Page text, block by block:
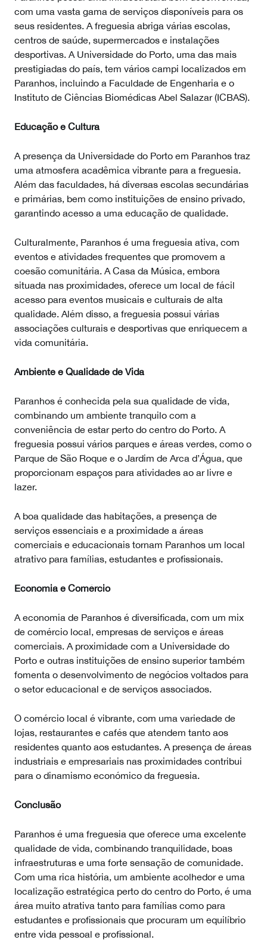
com uma vasta gama de serviços disponíveis para os
seus residentes. A freguesia abriga várias escolas,
centros de saúde, supermercados e instalações
desportivas. A Universidade do Porto, uma das mais
prestigiadas do país, tem vários campi localizados em
Paranhos, incluindo a Faculdade de Engenharia e o
Instituto de Ciências Biomédicas Abel Salazar (ICBAS).
Educação e Cultura
A presença da Universidade do Porto em Paranhos traz
uma atmosfera acadêmica vibrante para a freguesia.
Além das faculdades, há diversas escolas secundárias
e primárias, bem como instituições de ensino privado,
garantindo acesso a uma educação de qualidade.
Culturalmente, Paranhos é uma freguesia ativa, com
eventos e atividades frequentes que promovem a
coesão comunitária. A Casa da Música, embora
situada nas proximidades, oferece um local de fácil
acesso para eventos musicais e culturais de alta
qualidade. Além disso, a freguesia possui várias
associações culturais e desportivas que enriquecem a
vida comunitária.
Ambiente e Qualidade de Vida
Paranhos é conhecida pela sua qualidade de vida,
combinando um ambiente tranquilo com a
conveniência de estar perto do centro do Porto. A
freguesia possui vários parques e áreas verdes, como o
Parque de São Roque e o Jardim de Arca d’Água, que
proporcionam espaços para atividades ao ar livre e
lazer.
A boa qualidade das habitações, a presença de
serviços essenciais e a proximidade a áreas
comerciais e educacionais tornam Paranhos um local
atrativo para famílias, estudantes e profissionais.
Economia e Comércio
A economia de Paranhos é diversificada, com um mix
de comércio local, empresas de serviços e áreas
comerciais. A proximidade com a Universidade do
Porto e outras instituições de ensino superior também
fomenta o desenvolvimento de negócios voltados para
o setor educacional e de serviços associados.
O comércio local é vibrante, com uma variedade de
lojas, restaurantes e cafés que atendem tanto aos
residentes quanto aos estudantes. A presença de áreas
industriais e empresariais nas proximidades contribui
para o dinamismo económico da freguesia.
Conclusão
Paranhos é uma freguesia que oferece uma excelente
qualidade de vida, combinando tranquilidade, boas
infraestruturas e uma forte sensação de comunidade.
Com uma rica história, um ambiente acolhedor e uma
localização estratégica perto do centro do Porto, é uma
área muito atrativa tanto para famílias como para
estudantes e profissionais que procuram um equilíbrio
entre vida pessoal e profissional.